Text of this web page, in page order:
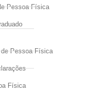
Pessoa Física
Pessoa Física
Física